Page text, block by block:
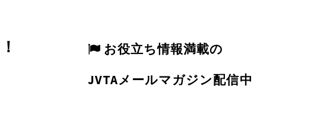
お役立ち情報満載の
JVTAメールマガジン配信中